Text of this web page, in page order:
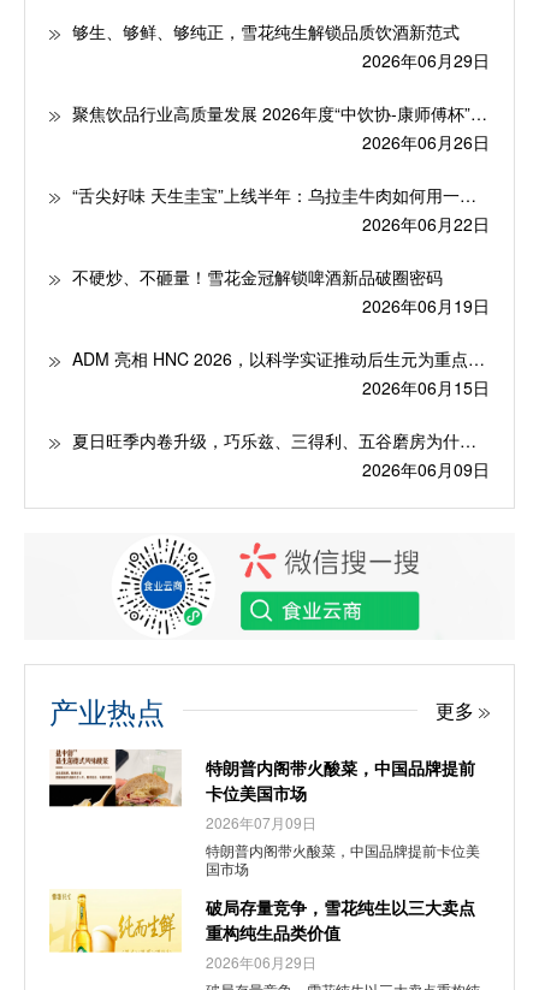
够生、够鲜、够纯正，雪花纯生解锁品质饮酒新范式
2026年06月29日
聚焦饮品行业高质量发展 2026年度“中饮协-康师傅杯”华北五省大学生饮料创新大赛启动
2026年06月26日
“舌尖好味 天生圭宝”上线半年：乌拉圭牛肉如何用一只“宝箱”抢占中国高端餐桌
2026年06月22日
不硬炒、不砸量！雪花金冠解锁啤酒新品破圈密码
2026年06月19日
ADM 亮相 HNC 2026，以科学实证推动后生元为重点的微生物组创新应用
2026年06月15日
夏日旺季内卷升级，巧乐兹、三得利、五谷磨房为什么都在这档综艺里“押宝”？
2026年06月09日
产业热点 更多
特朗普内阁带火酸菜，中国品牌提前
卡位美国市场
2026年07月09日
特朗普内阁带火酸菜，中国品牌提前卡位美
国市场
破局存量竞争，雪花纯生以三大卖点
重构纯生品类价值
2026年06月29日